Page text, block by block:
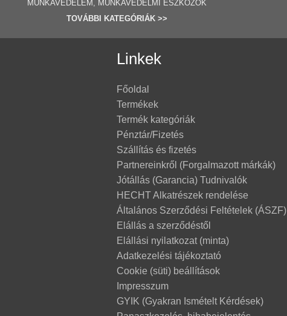
MUNKAVÉDELEM, MUNKAVÉDELMI ESZKÖZÖK
TOVÁBBI
KATEGÓRI ÁK >>
Linkek
Főoldal
Termékek
Termék kategóriák
Pénztár/Fizetés
Szállítás és fizetés
Partnereinkről (Forgalmazott márkák)
Jótállás (Garancia) Tudnivalók
HECHT Alkatrészek rendelése
Általános Szerződési Feltételek (ÁSZF)
Elállás a szerződéstől
Elállási nyilatkozat (minta)
Adatkezelési tájékoztató
Cookie (süti) beállítások
Impresszum
GYIK (Gyakran Ismételt Kérdések)